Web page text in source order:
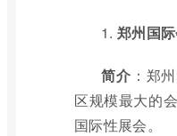
1. 郑州国
简介 ：郑
区规模最大的
国际性展会。